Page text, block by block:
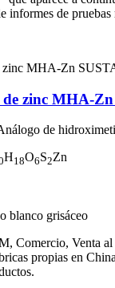
informes de
zinc MHA-
de
H18O6S2Zn
blanco grisáceo
Comercio, Venta al
propias en